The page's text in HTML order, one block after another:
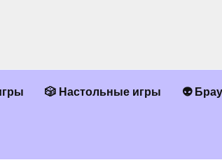
🎲 Настольные игры 👽